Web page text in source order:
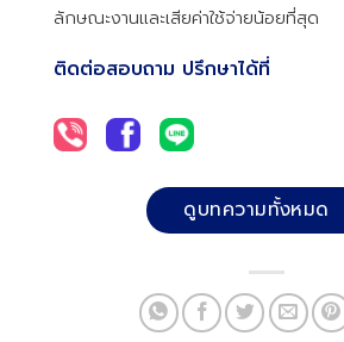
ลักษณะงานและเสียค่าใช้จ่ายน้อยที่สุด
ติดต่อสอบถาม ปรึกษาได้ที่
ดูบทความทั้งหมด